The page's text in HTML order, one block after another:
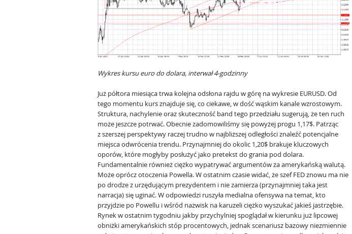
Wykres kursu euro do dolara, interwał 4-godzinny
Już półtora miesiąca trwa kolejna odsłona rajdu w górę na wykresie EURUSD. Od
tego momentu kurs znajduje się, co ciekawe, w dość wąskim kanale wzrostowym.
Struktura, nachylenie oraz skuteczność band tego przedziału sugerują, że ten ruch
może jeszcze potrwać. Obecnie zadomowiliśmy się powyżej progu 1,17$. Patrząc
z szerszej perspektywy raczej trudno w najbliższej odległości znaleźć potencjalne
miejsca odwrócenia trendu. Przynajmniej do okolic 1,20$ brakuje kluczowych
oporów, które mogłyby posłużyć jako pretekst do grania pod dolara.
Fundamentalnie również ciężko wypatrywać argumentów za amerykańską walutą.
Może oprócz otoczenia Powella. W ostatnim czasie widać, że szef FED znowu ma nie
po drodze z urzędującym prezydentem i nie zamierza (przynajmniej taka jest
narracja) się uginać. W odpowiedzi ruszyła medialna ofensywa na temat, kto
przyjdzie po Powellu i wśród nazwisk na karuzeli ciężko wyszukać jakieś jastrzębie.
Rynek w ostatnim tygodniu jakby przychylniej spoglądał w kierunku już lipcowej
obniżki amerykańskich stóp procentowych, jednak scenariusz bazowy niezmiennie